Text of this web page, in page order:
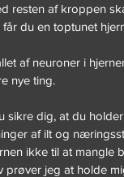
resten af kroppen
du en toptunet
af neuroner i
nye ting.
sikre dig, at du
af ilt og
ikke til at mangle
prøver jeg at holde